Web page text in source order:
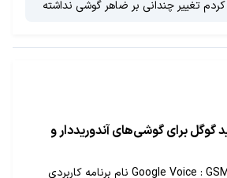
تغییر چندانی بر ضاهر گوشی نداشته
گوگل برای گوشی‌های آندوریددار و
گروه خبری GSM‏ : Google Voice نام برنامه کاربردی